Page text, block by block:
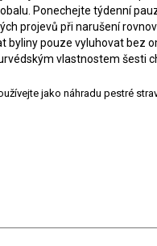
Ponechejte týdenní
projevů při narušení
byliny pouze vyluhovat bez
vlastnostem šesti
jako náhradu pestré